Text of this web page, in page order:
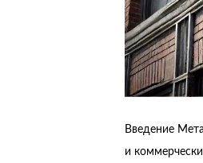
Введение
и